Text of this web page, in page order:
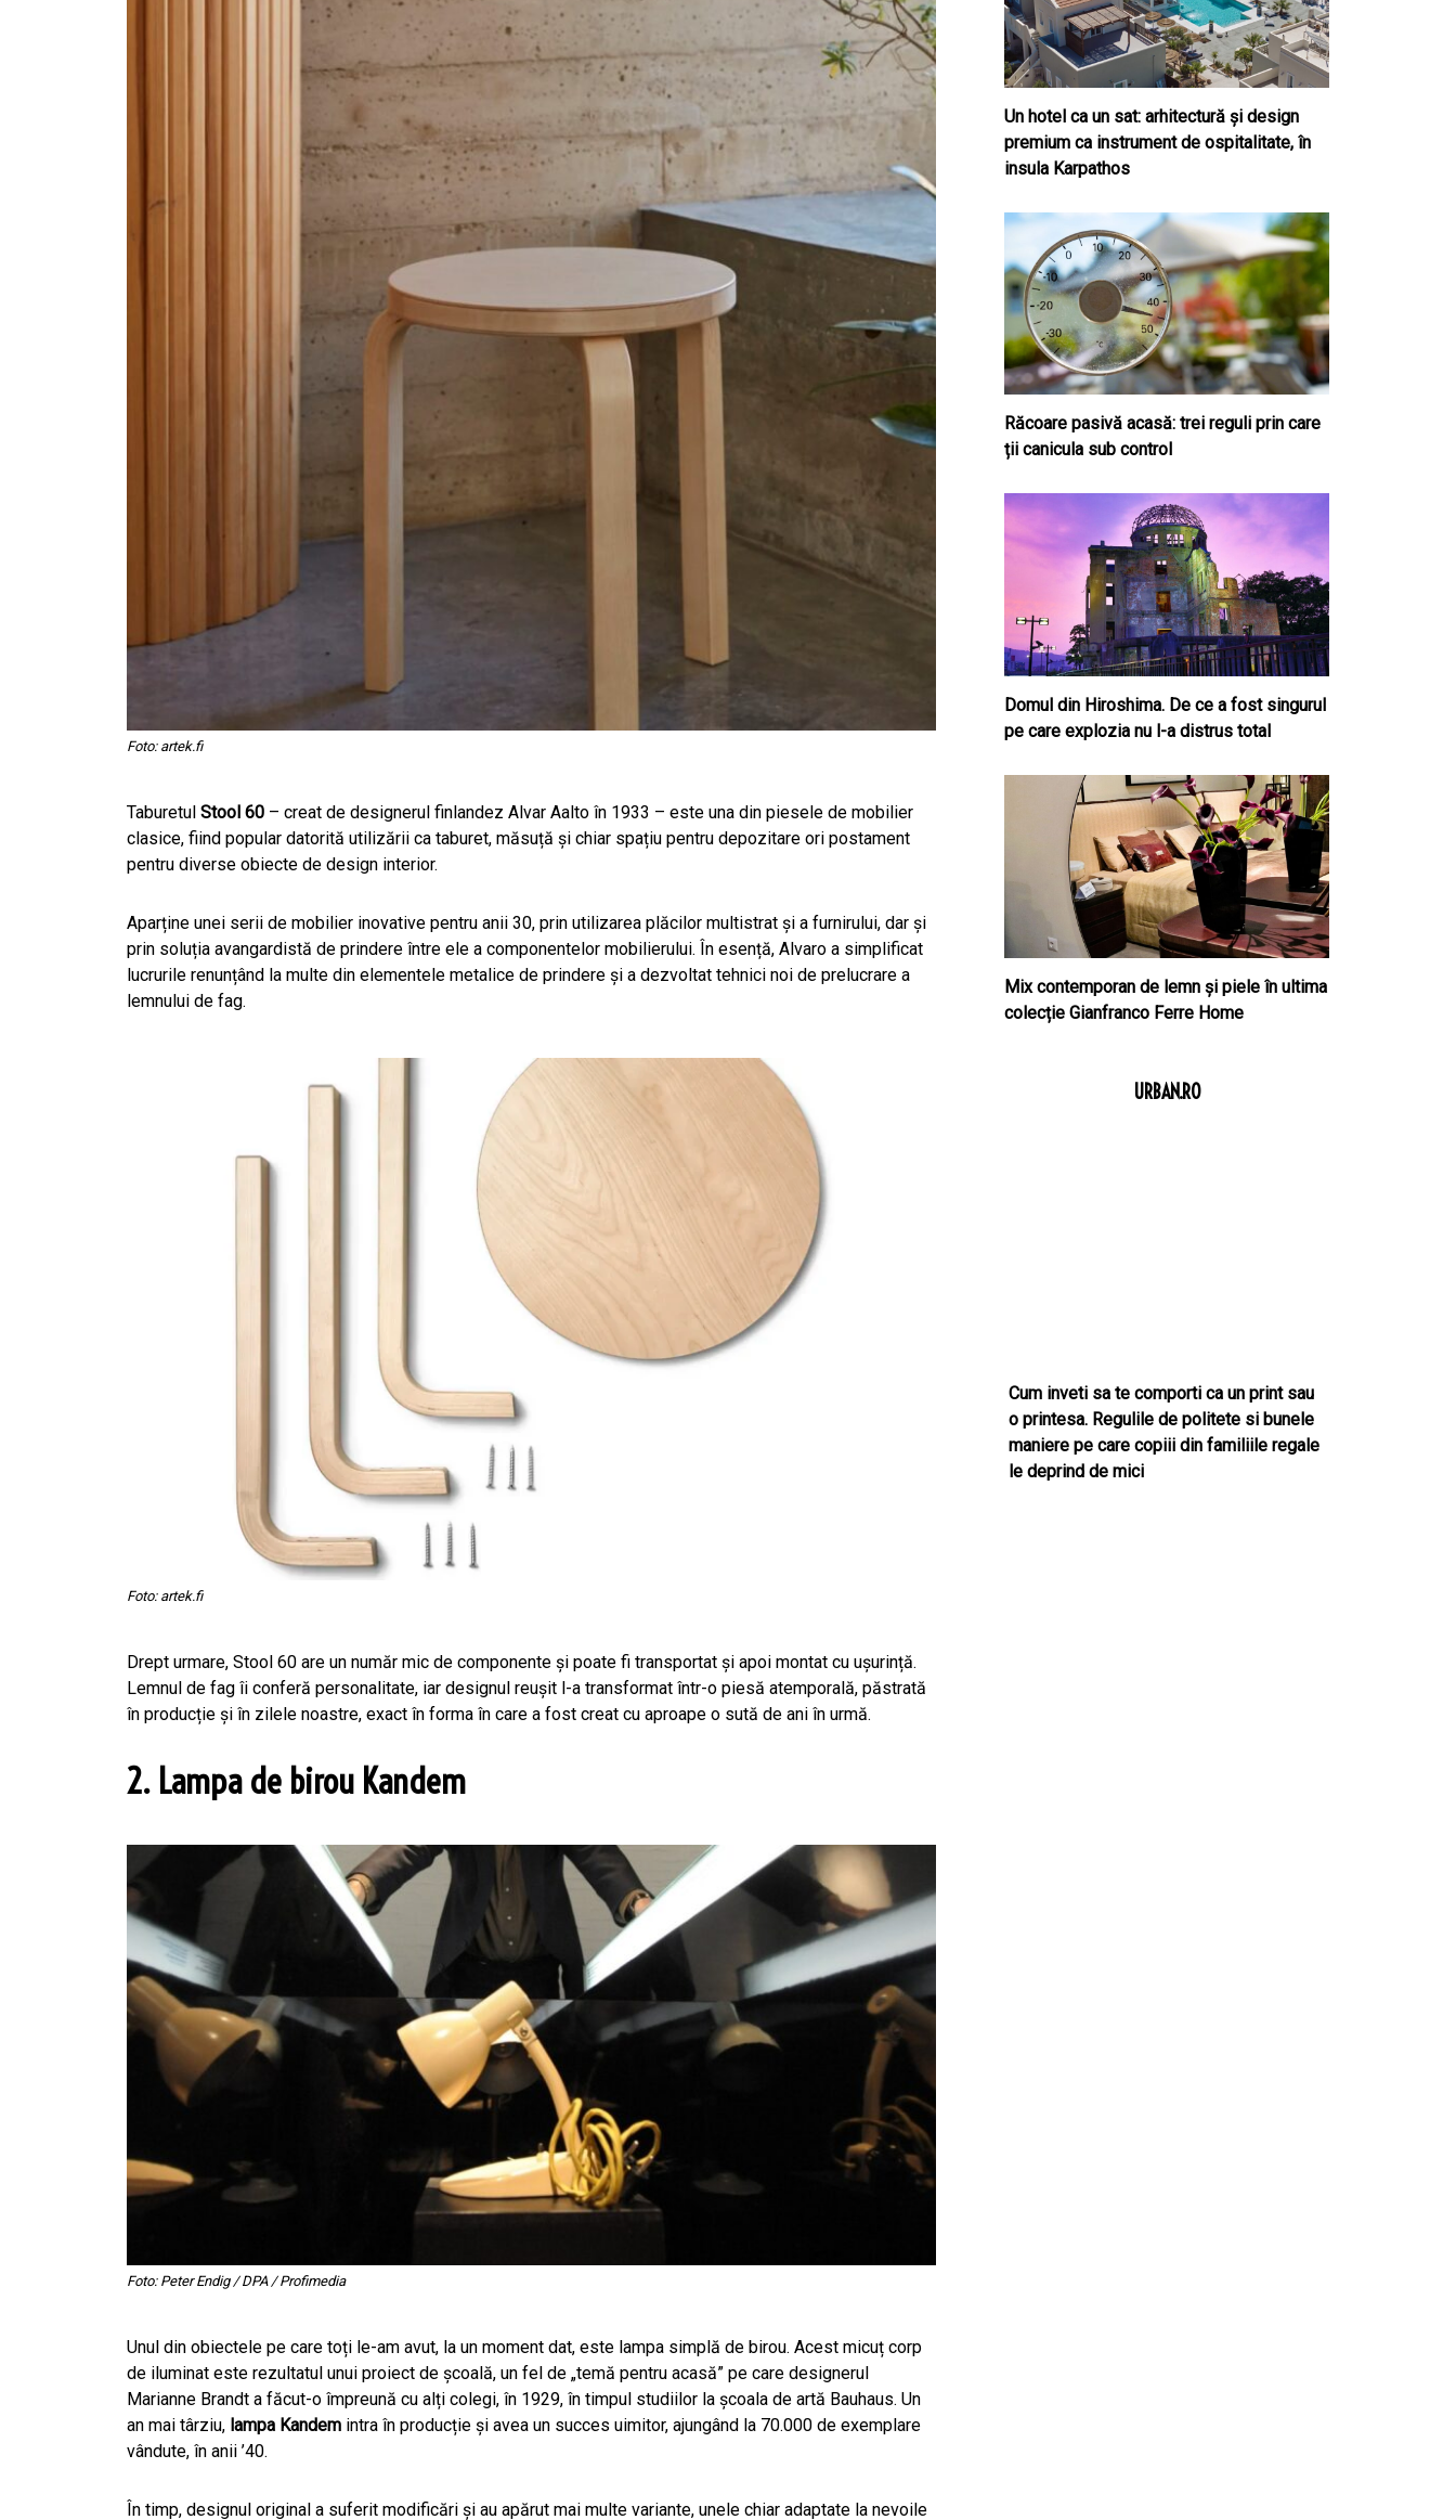
Foto: artek.fi
Taburetul Stool 60 – creat de designerul finlandez Alvar Aalto în 1933 – este una din piesele de mobilier
clasice, fiind popular datorită utilizării ca taburet, măsuță și chiar spațiu pentru depozitare ori postament
pentru diverse obiecte de design interior.
Aparține unei serii de mobilier inovative pentru anii 30, prin utilizarea plăcilor multistrat și a furnirului, dar și
prin soluția avangardistă de prindere între ele a componentelor mobilierului. În esență, Alvaro a simplificat
lucrurile renunțând la multe din elementele metalice de prindere și a dezvoltat tehnici noi de prelucrare a
lemnului de fag.
Foto: artek.fi
Drept urmare, Stool 60 are un număr mic de componente și poate fi transportat și apoi montat cu ușurință.
Lemnul de fag îi conferă personalitate, iar designul reușit l-a transformat într-o piesă atemporală, păstrată
în producție și în zilele noastre, exact în forma în care a fost creat cu aproape o sută de ani în urmă.
2. Lampa de birou Kandem
Foto: Peter Endig / DPA / Profimedia
Unul din obiectele pe care toți le-am avut, la un moment dat, este lampa simplă de birou. Acest micuț corp
de iluminat este rezultatul unui proiect de școală, un fel de „temă pentru acasă” pe care designerul
Marianne Brandt a făcut-o împreună cu alți colegi, în 1929, în timpul studiilor la școala de artă Bauhaus. Un
an mai târziu, lampa Kandem intra în producție și avea un succes uimitor, ajungând la 70.000 de exemplare
vândute, în anii ’40.
În timp, designul original a suferit modificări și au apărut mai multe variante, unele chiar adaptate la nevoile
Un hotel ca un sat: arhitectură și design
premium ca instrument de ospitalitate, în
insula Karpathos
Răcoare pasivă acasă: trei reguli prin care
ții canicula sub control
Domul din Hiroshima. De ce a fost singurul
pe care explozia nu l-a distrus total
Mix contemporan de lemn şi piele în ultima
colecție Gianfranco Ferre Home
URBAN.RO
Cum inveti sa te comporti ca un print sau
o printesa. Regulile de politete si bunele
maniere pe care copiii din familiile regale
le deprind de mici